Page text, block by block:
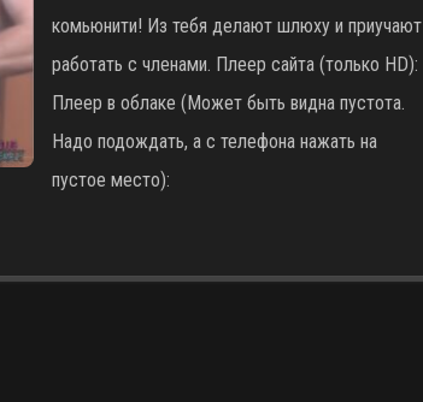
комьюнити! Из тебя делают шлюху и приучают
работать с членами. Плеер сайта (только HD):
Плеер в облаке (Может быть видна пустота.
Надо подождать, а с телефона нажать на
пустое место):